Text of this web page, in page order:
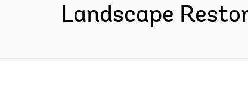
Landscape